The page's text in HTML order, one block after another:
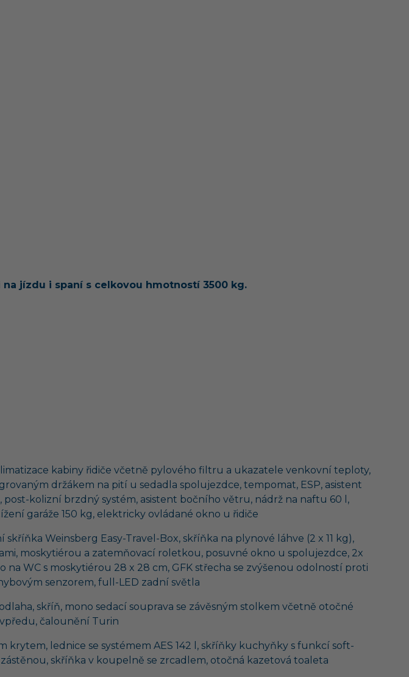
jízdu i spaní s celkovou hmotností 3500 kg.
kabiny řidiče včetně pylového filtru a ukazatele venkovní teploty,
držákem na pití u sedadla spolujezdce, tempomat, ESP, asistent
kolizní brzdný systém, asistent bočního větru, nádrž na naftu 60 l,
garáže 150 kg, elektricky ovládané okno u řidiče
Weinsberg Easy-Travel-Box, skříňka na plynové láhve (2 x 11 kg),
moskytiérou a zatemňovací roletkou, posuvné okno u spolujezdce, 2x
WC s moskytiérou 28 x 28 cm, GFK střecha se zvýšenou odolností proti
senzorem, full-LED zadní světla
skříň, mono sedací souprava se závěsným stolkem včetně otočné
čalounění Turin
krytem, lednice se systémem AES 142 l, skříňky kuchyňky s funkcí soft-
skříňka v koupelně se zrcadlem, otočná kazetová toaleta